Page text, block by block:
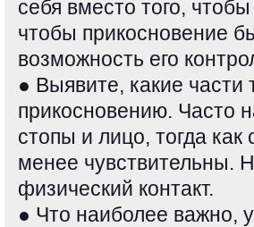
себя вместо того,
чтобы прикосновение
возможность его
● Выявите, какие части
прикосновению. Часто
стопы и лицо, тогда
менее чувствительны.
физический контакт.
● Что наиболее важно,